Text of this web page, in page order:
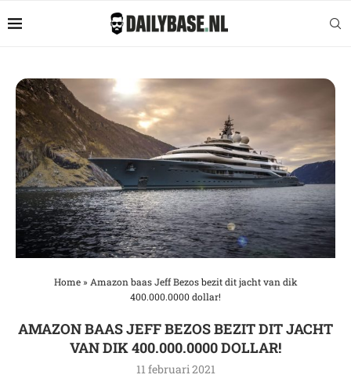
Home» Amazon baas Jeff Bezos bezit dit jacht van dik
400.000.0000 dollar!
AMAZON BAAS JEFF BEZOS BEZIT DIT JACHT
VAN DIK 400.000.0000 DOLLAR!
11 februari 2021